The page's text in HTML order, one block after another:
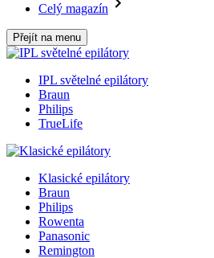
Celý magazín
Přejít na menu
IPL světelné epilátory
Braun
Philips
TrueLife
Klasické epilátory
Braun
Philips
Rowenta
Panasonic
Remington